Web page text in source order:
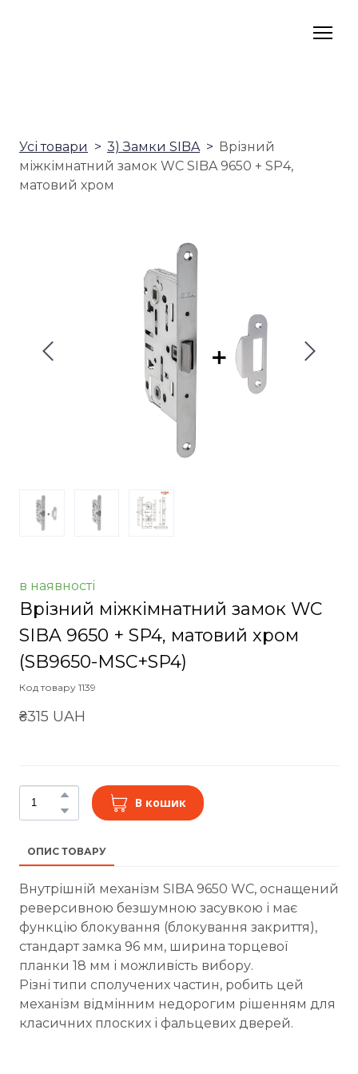
Усі товари 3) Замки SIBA
Врізний
міжкімнатний замок WC SIBA 9650 + SP4,
матовий хром
в наявності
Врізний міжкімнатний замок WC
SIBA 9650 + SP4, матовий хром
(SB9650-MSC+SP4)
Код товару 1139
₴315 UAH
В кошик
ОПИС ТОВАРУ
Внутрішній механізм SIBA 9650 WC, оснащений
реверсивною безшумною засувкою і має
функцію блокування (блокування закриття),
стандарт замка 96 мм, ширина торцевої
планки 18 мм і можливість вибору.
Різні типи сполучених частин, робить цей
механізм відмінним недорогим рішенням для
класичних плоских і фальцевих дверей.